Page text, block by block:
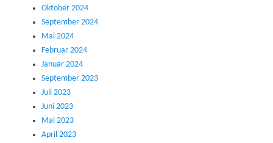
Oktober 2024
September 2024
Mai 2024
Februar 2024
Januar 2024
September 2023
Juli 2023
Juni 2023
Mai 2023
April 2023